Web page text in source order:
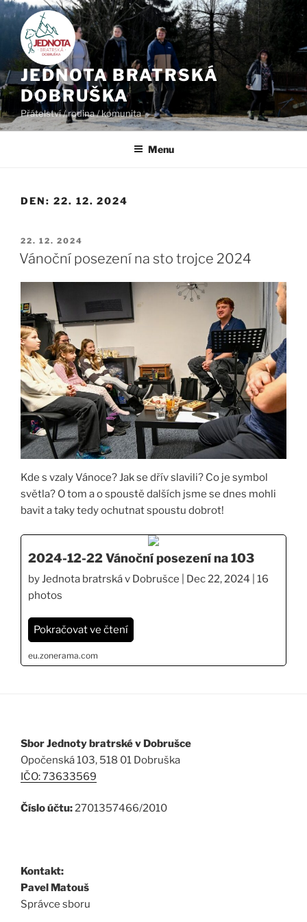
Přejít
obsahu
webu
JEDNOTA BRATRSKÁ
DOBRUŠKA
Přátelství / rodina / komunita
Menu
DEN: 22. 12. 2024
PUBLIKOVÁNO
22. 12. 2024
Vánoční posezení na sto trojce 2024
Kde s vzaly Vánoce? Jak se dřív slavili? Co je symbol
světla? O tom a o spoustě dalších jsme se dnes mohli
bavit a taky tedy ochutnat spoustu dobrot!
2024-12-22 Vánoční posezení na 103
by Jednota bratrská v Dobrušce | Dec 22, 2024 | 16
photos
Pokračovat ve čtení
eu.zonerama.com
Sbor Jednoty bratrské v Dobrušce
Opočenská 103, 518 01 Dobruška
IČO: 73633569
Číslo účtu:2701357466/2010
Kontakt:
Pavel Matouš
Správce sboru